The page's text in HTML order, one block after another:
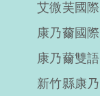
艾微芙國
康乃薾國
康乃薾雙
新竹縣康